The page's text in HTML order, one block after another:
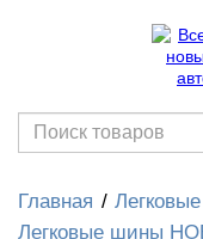
Главная
Легковые шины